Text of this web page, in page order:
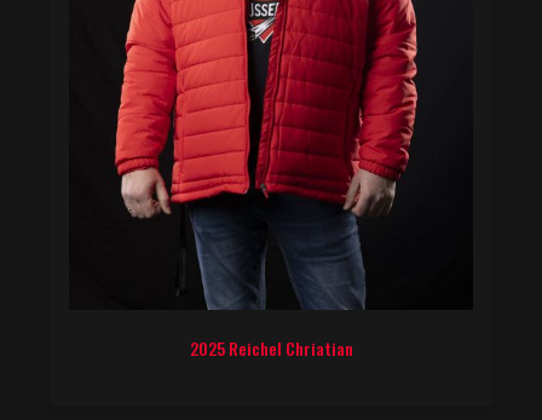
2025 Reichel Chriatian